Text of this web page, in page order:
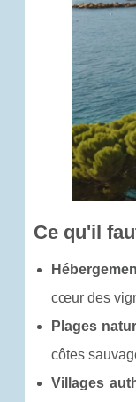
Ce qu'il
cœur des
Plages
côtes
Villages